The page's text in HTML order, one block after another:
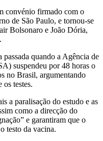
convénio firmado com o
de São Paulo, e tornou-se
Bolsonaro e João Dória,
quando a Agência de
suspendeu por 48 horas o
no Brasil, argumentando
testes.
a paralisação do estudo e as
como a direcção do
e garantiram que o
testo da vacina.